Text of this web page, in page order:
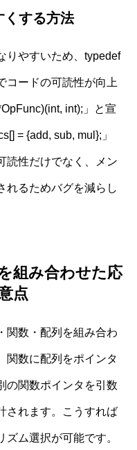
する方法
りやすいため、typedef
コードの可読性が向上
int);」と宣
= {add, sub, mul};」
読性だけでなく、メン
れるためバグを減らし
組み合わせた応
点
関数・配列を組み合わ
関数に配列をポインタ
の関数ポインタを引数
されます。こうすれば
ム選択が可能です。